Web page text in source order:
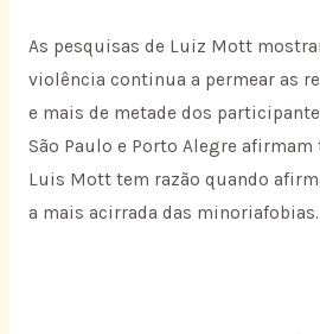
As pesquisas de Luiz Mott
violência continua a permear as
e mais de metade dos
São Paulo e Porto Alegre
Luis Mott tem razão quando
a mais acirrada das minoriafobias.